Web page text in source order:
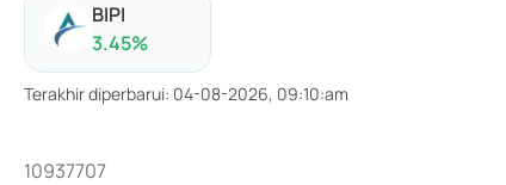
BIPI
3.45%
Terakhir diperbarui: 04-08-2026, 09:10:am
10937707